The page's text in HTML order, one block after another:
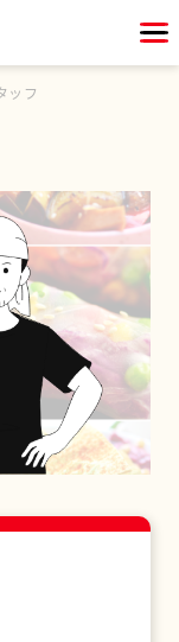
ッフ